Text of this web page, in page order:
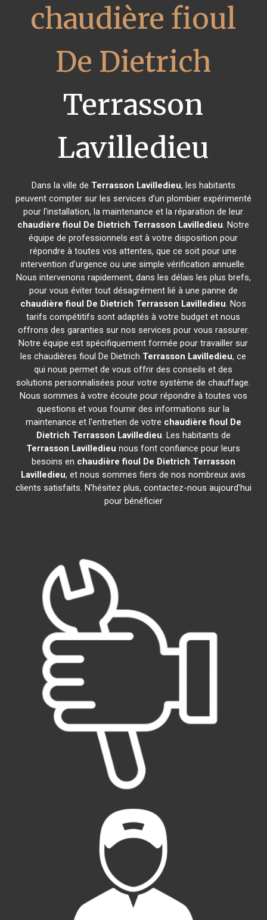
chaudière fioul
De Dietrich
Terrasson
Lavilledieu
Dans la ville de Terrasson Lavilledieu, les habitants
peuvent compter sur les services d'un plombier expérimenté
pour l'installation, la maintenance et la réparation de leur
chaudière fioul De Dietrich Terrasson Lavilledieu. Notre
équipe de professionnels est à votre disposition pour
répondre à toutes vos attentes, que ce soit pour une
intervention d'urgence ou une simple vérification annuelle.
Nous intervenons rapidement, dans les délais les plus brefs,
pour vous éviter tout désagrément lié à une panne de
chaudière fioul De Dietrich Terrasson Lavilledieu. Nos
tarifs compétitifs sont adaptés à votre budget et nous
offrons des garanties sur nos services pour vous rassurer.
Notre équipe est spécifiquement formée pour travailler sur
les chaudières fioul De Dietrich Terrasson Lavilledieu, ce
qui nous permet de vous offrir des conseils et des
solutions personnalisées pour votre système de chauffage.
Nous sommes à votre écoute pour répondre à toutes vos
questions et vous fournir des informations sur la
maintenance et l'entretien de votre chaudière fioul De
Dietrich Terrasson Lavilledieu. Les habitants de
Terrasson Lavilledieu nous font confiance pour leurs
besoins en chaudière fioul De Dietrich Terrasson
Lavilledieu, et nous sommes fiers de nos nombreux avis
clients satisfaits. N'hésitez plus, contactez-nous aujourd'hui
pour bénéficier